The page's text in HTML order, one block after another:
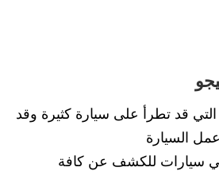
التي قد تطرأ على سيارة كثيرة وقد
السيارة
سيارات للكشف عن كافة